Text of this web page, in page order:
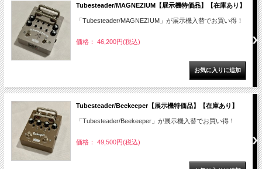
Tubesteader/MAGNEZIUM【展示機特価品】【在庫あり】
「Tubesteader/MAGNEZIUM」が展示機入替でお買い得！
価格： 46,200円(税込)
Tubesteader/Beekeeper【展示機特価品】【在庫あり】
「Tubesteader/Beekeeper」が展示機入替でお買い得！
価格： 49,500円(税込)